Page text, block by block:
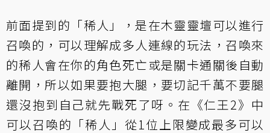
前面提到的「稀人」，是在木靈靈壇可以進行
召喚的，可以理解成多人連線的玩法，召喚來
的稀人會在你的角色死亡或是關卡通關後自動
離開，所以如果要抱大腿，要切記千萬不要腿
還沒抱到自己就先戰死了呀。在《仁王2》中
可以召喚的「稀人」從1位上限變成最多可以